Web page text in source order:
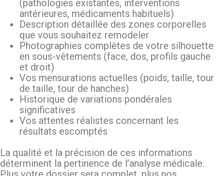
(pathologies existantes, interventions
antérieures, médicaments habituels)
Description détaillée des zones corporelles
que vous souhaitez remodeler
Photographies complètes de votre silhouette
en sous-vêtements (face, dos, profils gauche
et droit)
Vos mensurations actuelles (poids, taille, tour
de taille, tour de hanches)
Historique de variations pondérales
significatives
Vos attentes réalistes concernant les
résultats escomptés
La qualité et la précision de ces informations
déterminent la pertinence de l’analyse médicale.